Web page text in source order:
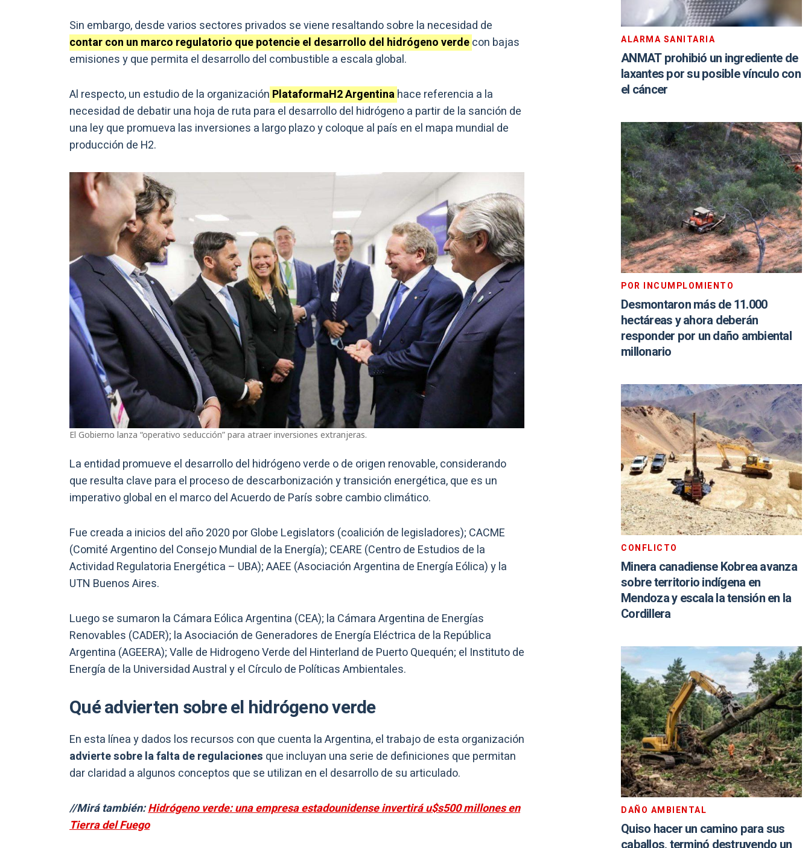
Sin embargo, desde varios sectores privados se viene resaltando sobre la necesidad de
contar con un marco regulatorio que potencie el desarrollo del hidrógeno verdecon bajas
emisiones y que permita el desarrollo del combustible a escala global.
Al respecto, un estudio de la organización PlataformaH2 Argentinahace referencia a la
necesidad de debatir una hoja de ruta para el desarrollo del hidrógeno a partir de la sanción de
una ley que promueva las inversiones a largo plazo y coloque al país en el mapa mundial de
producción de H2.
El Gobierno lanza “operativo seducción” para atraer inversiones extranjeras.
La entidad promueve el desarrollo del hidrógeno verde o de origen renovable, considerando
que resulta clave para el proceso de descarbonización y transición energética, que es un
imperativo global en el marco del Acuerdo de París sobre cambio climático.
Fue creada a inicios del año 2020 por Globe Legislators (coalición de legisladores); CACME
(Comité Argentino del Consejo Mundial de la Energía); CEARE (Centro de Estudios de la
Actividad Regulatoria Energética – UBA); AAEE (Asociación Argentina de Energía Eólica) y la
UTN Buenos Aires.
Luego se sumaron la Cámara Eólica Argentina (CEA); la Cámara Argentina de Energías
Renovables (CADER); la Asociación de Generadores de Energía Eléctrica de la República
Argentina (AGEERA); Valle de Hidrogeno Verde del Hinterland de Puerto Quequén; el Instituto de
Energía de la Universidad Austral y el Círculo de Políticas Ambientales.
Qué advierten sobre el hidrógeno verde
En esta línea y dados los recursos con que cuenta la Argentina, el trabajo de esta organización
advierte sobre la falta de regulaciones que incluyan una serie de definiciones que permitan
dar claridad a algunos conceptos que se utilizan en el desarrollo de su articulado.
//Mirá también:Hidrógeno verde: una empresa estadounidense invertirá u$s500 millones en
Tierra del Fuego
ALARMA SANITARIA
ANMAT prohibió un ingrediente de
laxantes por su posible vínculo con
el cáncer
POR INCUMPLOMIENTO
Desmontaron más de 11.000
hectáreas y ahora deberán
responder por un daño ambiental
millonario
CONFLICTO
Minera canadiense Kobrea avanza
sobre territorio indígena en
Mendoza y escala la tensión en la
Cordillera
DAÑO AMBIENTAL
Quiso hacer un camino para sus